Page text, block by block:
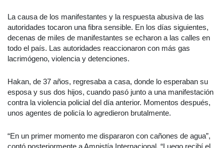
La causa de los manifestantes y la respuesta abusiva de las
autoridades tocaron una fibra sensible. En los días siguientes,
decenas de miles de manifestantes se echaron a las calles en
todo el país. Las autoridades reaccionaron con más gas
lacrimógeno, violencia y detenciones.
Hakan, de 37 años, regresaba a casa, donde lo esperaban su
esposa y sus dos hijos, cuando pasó junto a una manifestación
contra la violencia policial del día anterior. Momentos después,
unos agentes de policía lo agredieron brutalmente.
“En un primer momento me dispararon con cañones de agua”,
contó posteriormente a Amnistía Internacional. “Luego recibí el